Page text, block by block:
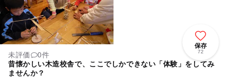
保存
72
未評価
0件
昔懐かしい木造校舎で、ここでしかできない「体験」をしてみ
ませんか？